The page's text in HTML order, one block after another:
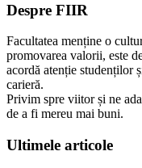
Despre FIIR
Facultatea menține o
promovarea valorii, este
acordă atenție studenților
carieră.
Privim spre viitor și ne
de a fi mereu mai buni.
Ultimele articole